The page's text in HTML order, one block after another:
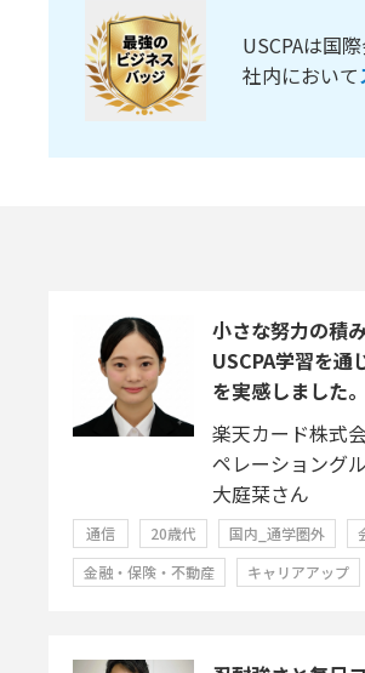
USCPAは国
社内において
小さな努力の積
USCPA学習を通
を実感しました。
楽天カード株式
ペレーショング
大庭栞さん
通信 20歳代 国内_通学圏外
金融・保険・不動産
キャリアアップ